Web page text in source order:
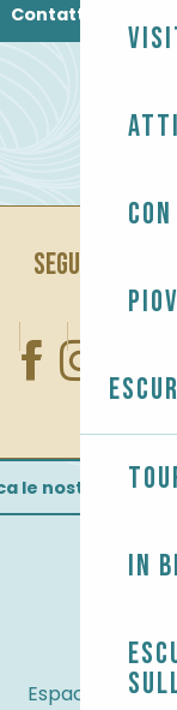
In
Contattateci
SEGUITECI
le nostre
Espace Pro